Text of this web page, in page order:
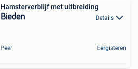
Hamsterverblijf met uitbreiding
Bieden Details
Peer Eergisteren